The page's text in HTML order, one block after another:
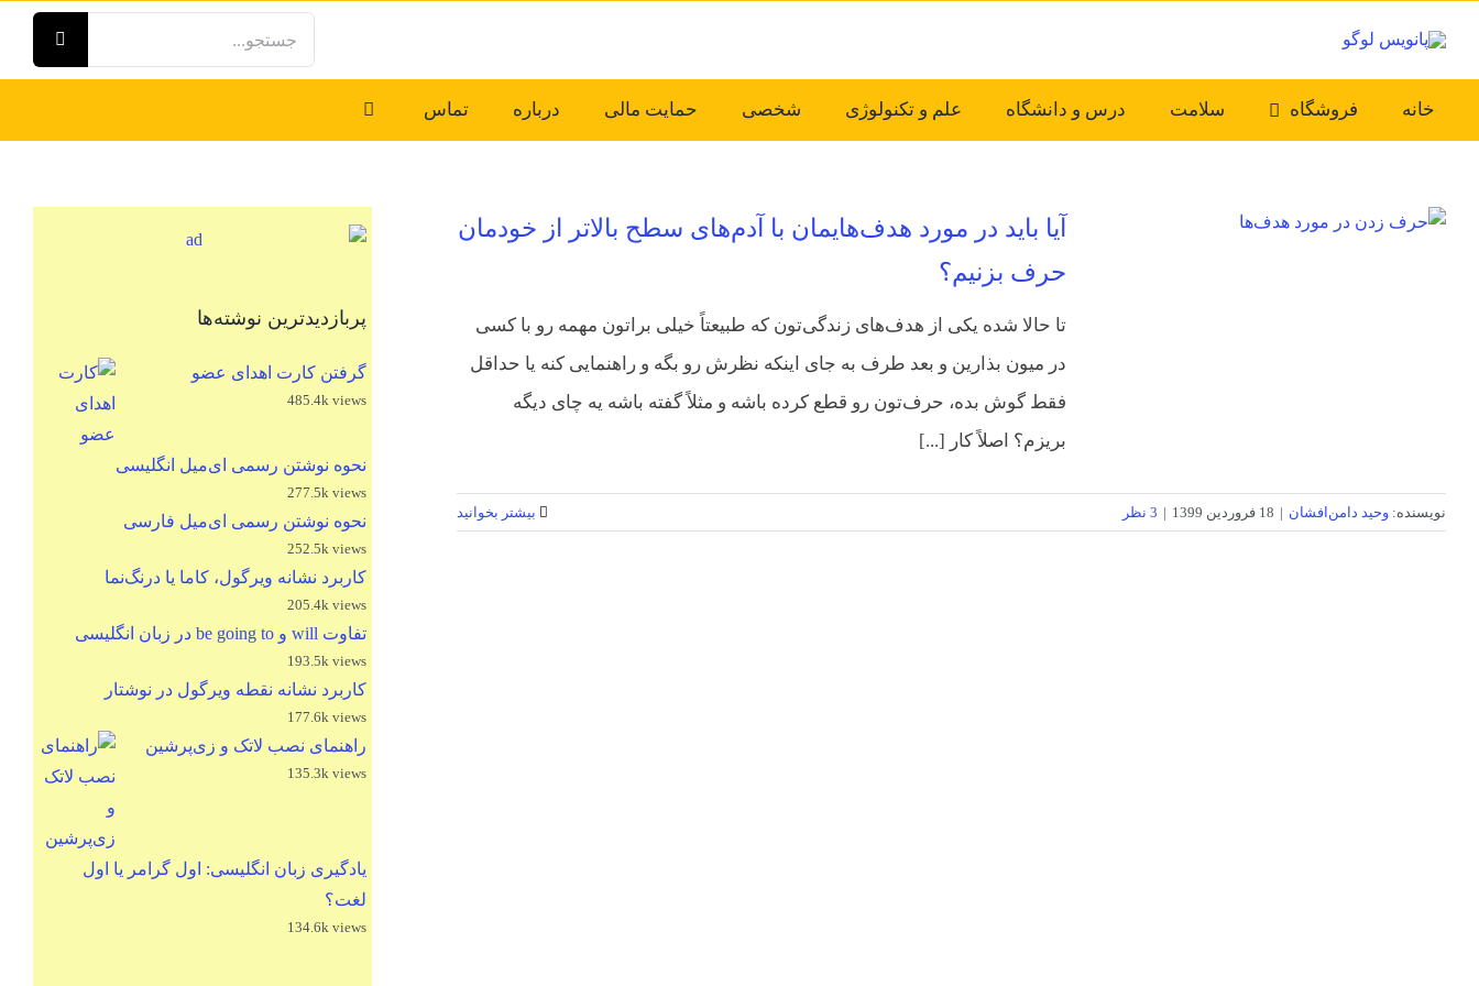
content
خانه فروشگاه سلامت درس و دانشگاه علم و تکنولوژی شخصی حمایت مالی درباره تماس
آیا باید در مورد هدف‌هایمان با آدم‌های سطح بالاتر از خودمان
حرف بزنیم؟
تا حالا شده یکی از هدف‌های زندگی‌تون که طبیعتاً خیلی براتون مهمه رو با کسی
در میون بذارین و بعد طرف به جای اینکه نظرش رو بگه و راهنمایی کنه یا حداقل
فقط گوش بده، حرف‌تون رو قطع کرده باشه و مثلاً گفته باشه یه چای دیگه
بریزم؟ اصلاً کار [...]
نویسنده: وحید دامن‌افشان | 18 فروردین 1399 | 3 نظر بیشتر بخوانید
پربازدیدترین نوشته‌ها
گرفتن کارت اهدای عضو
485.4k views
نحوه نوشتن رسمی ای‌میل انگلیسی
277.5k views
نحوه نوشتن رسمی ای‌میل فارسی
252.5k views
کاربرد نشانه ویرگول، کاما یا درنگ‌نما
205.4k views
تفاوت will و be going to در زبان انگلیسی
193.5k views
کاربرد نشانه نقطه ویرگول در نوشتار
177.6k views
راهنمای نصب لاتک و زی‌پرشین
135.3k views
یادگیری زبان انگلیسی: اول گرامر یا اول
لغت؟
134.6k views